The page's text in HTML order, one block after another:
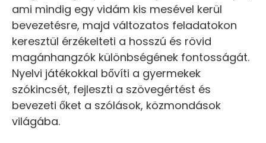
ami mindig egy vidám kis mesével kerül
bevezetésre, majd változatos feladatokon
keresztül érzékelteti a hosszú és rövid
magánhangzók különbségének fontosságát.
Nyelvi játékokkal bővíti a gyermekek
szókincsét, fejleszti a szövegértést és
bevezeti őket a szólások, közmondások
világába.